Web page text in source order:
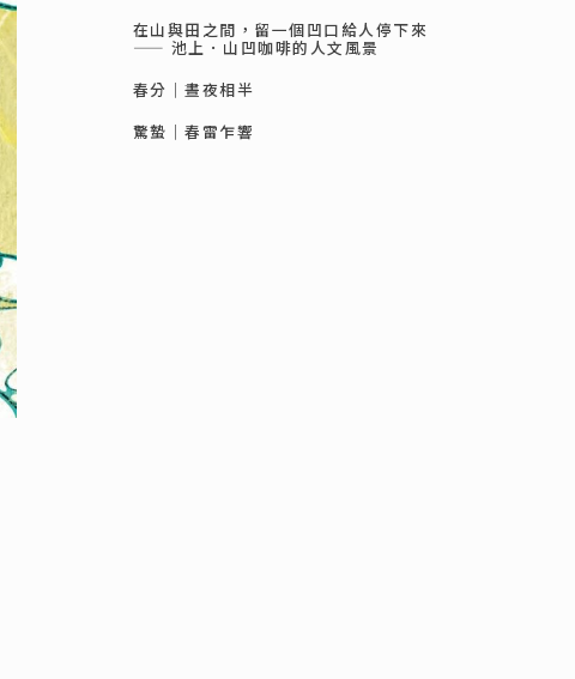
在山與田之間，留一個凹口給人停下來
—— 池上．山凹咖啡的人文風景
春分｜晝夜相半
驚蟄｜春雷乍響